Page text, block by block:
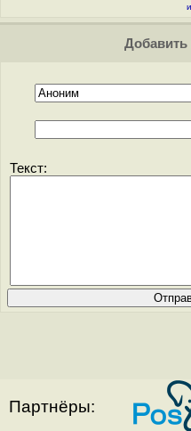
Добавить
Текст:
Партнёры: